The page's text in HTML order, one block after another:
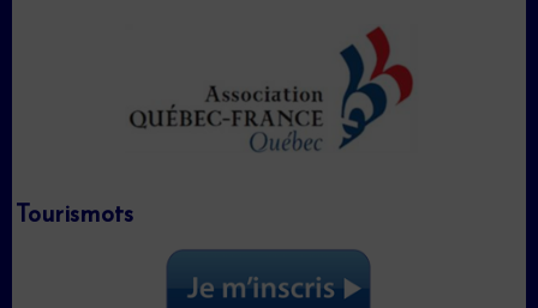
Tourismots